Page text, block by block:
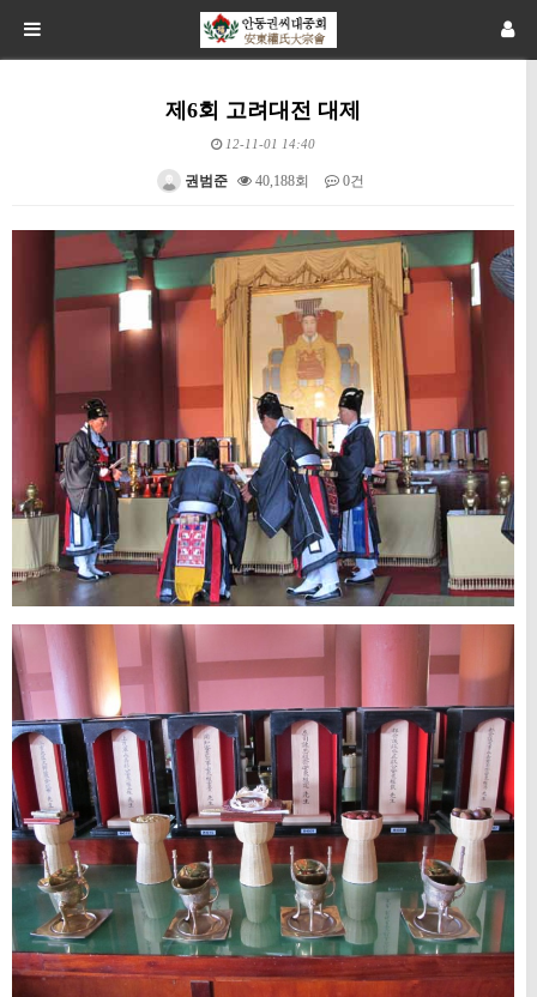
제6회 고려대전 대제
12-11-01 14:40
권범준 40,188회 0건